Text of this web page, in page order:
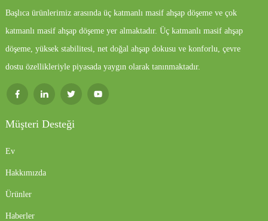
Başlıca ürünlerimiz arasında üç katmanlı masif ahşap döşeme ve çok
katmanlı masif ahşap döşeme yer almaktadır. Üç katmanlı masif ahşap
döşeme, yüksek stabilitesi, net doğal ahşap dokusu ve konforlu, çevre
dostu özellikleriyle piyasada yaygın olarak tanınmaktadır.
Müşteri Desteği
Ev
Hakkımızda
Ürünler
Haberler